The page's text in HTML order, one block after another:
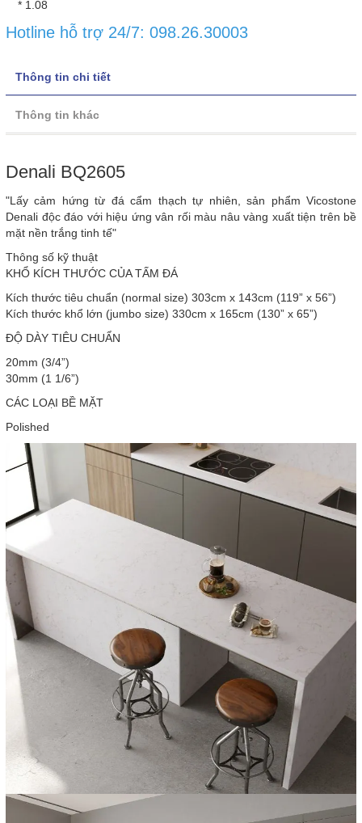
* 1.08
Hotline hỗ trợ 24/7: 098.26.30003
Thông tin chi tiết
Thông tin khác
Denali BQ2605
"Lấy cảm hứng từ đá cẩm thạch tự nhiên, sản phẩm Vicostone
Denali độc đáo với hiệu ứng vân rối màu nâu vàng xuất tiện trên bề
mặt nền trắng tinh tế"
Thông số kỹ thuật
KHỔ KÍCH THƯỚC CỦA TẤM ĐÁ
Kích thước tiêu chuẩn (normal size) 303cm x 143cm (119” x 56”)
Kích thước khổ lớn (jumbo size) 330cm x 165cm (130” x 65”)
ĐỘ DÀY TIÊU CHUẨN
20mm (3/4”)
30mm (1 1/6”)
CÁC LOẠI BỀ MẶT
Polished